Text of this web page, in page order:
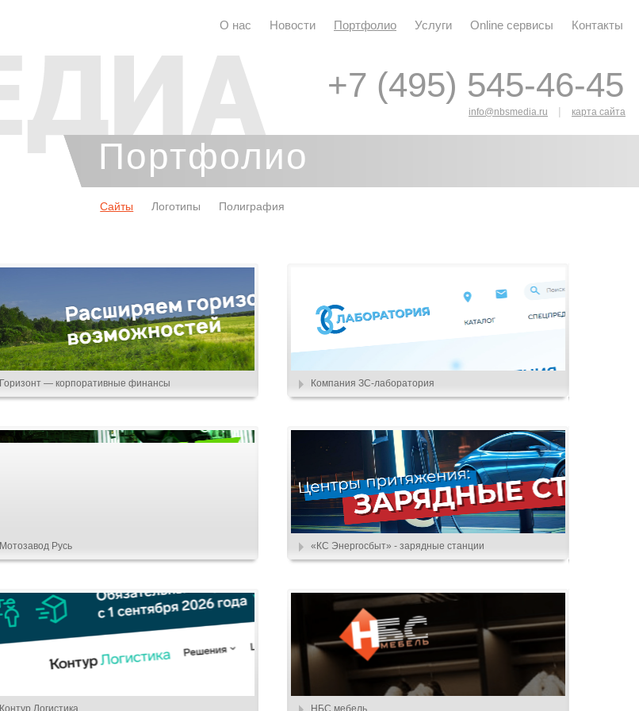
О нас Новости Портфолио Услуги Online сервисы Контакты
+7 (495) 545-46-45
+7 (495) 545-46-45
info@nbsmedia.ru | карта сайта
Портфолио
Сайты Логотипы Полиграфия
Горизонт — корпоративные финансы Компания ЗС-лаборатория
Мотозавод Русь «КС Энергосбыт» - зарядные станции
Контур.Логистика НБС мебель